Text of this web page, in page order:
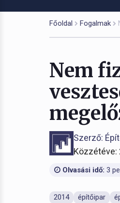
Főoldal Fogalmak
Nem
Szerző:
Közzétéve:
Olvasási idő: 3
2014 építőipar